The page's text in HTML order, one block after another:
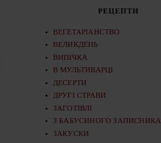
РЕЦЕПТИ
ВЕГЕТАРІАНСТВО
ВЕЛИКДЕНЬ
ВИПІЧКА
В МУЛЬТИВАРЦІ
ДЕСЕРТИ
ДРУГІ СТРАВИ
ЗАГОТІВЛІ
З БАБУСИНОГО ЗАПИСНИКА
ЗАКУСКИ